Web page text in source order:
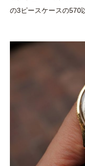
の3ピースケースの570